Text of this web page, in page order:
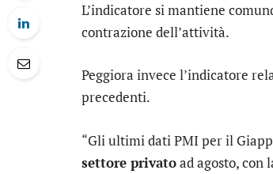
L’indicatore si mantiene
contrazione dell’attività.
Peggiora invece l’indicatore
precedenti.
“Gli ultimi dati PMI per il
settore privatoad agosto,